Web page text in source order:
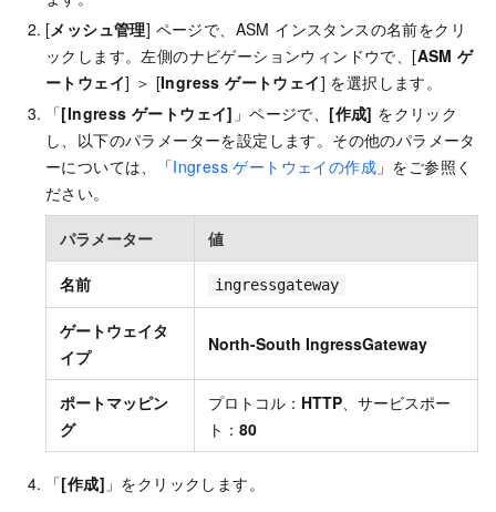
[メッシュ管理] ページで、ASM インスタンスの名前をクリ
ックします。左側のナビゲーションウィンドウで、[ASM ゲ
ートウェイ] ＞ [Ingress ゲートウェイ] を選択します。
「[Ingress ゲートウェイ] 」ページで、 [作成] をクリック
し、以下のパラメーターを設定します。その他のパラメータ
ーについては、「Ingress ゲートウェイの作成 」をご参照く
ださい。
パラメーター 値
名前 ingressgateway
ゲートウェイタ
イプ
North-South IngressGateway
ポートマッピン
グ
プロトコル： HTTP 、サービスポー
ト： 80
「[作成] 」をクリックします。